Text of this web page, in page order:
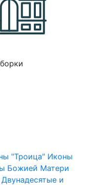
"Троица" Иконы
Божией Матери
Двунадесятые и